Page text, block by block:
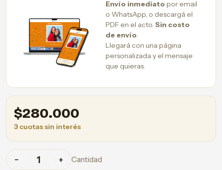
Envío inmediato por email
o WhatsApp, o descargá el
PDF en el acto. Sin costo
de envío.
Llegará con una página
personalizada y el mensaje
que quieras.
$280.000
3 cuotas sin interés
− + Cantidad